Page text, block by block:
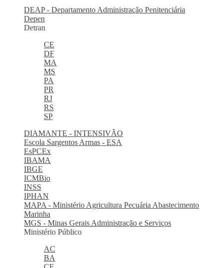
DEAP - Departamento Administração Penitenciária
Depen
Detran
CE
DF
MA
MS
PA
PR
RJ
RS
SP
DIAMANTE - INTENSIVÃO
Escola Sargentos Armas - ESA
EsPCEx
IBAMA
IBGE
ICMBio
INSS
IPHAN
MAPA - Ministério Agricultura Pecuária Abastecimento
Marinha
MGS - Minas Gerais Administração e Serviços
Ministério Público
AC
BA